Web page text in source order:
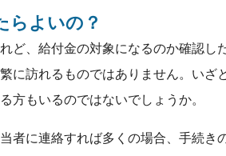
らよいの？
ど、給付金の対象になるのか確認し
に訪れるものではありません。いざ
方もいるのではないでしょうか。
者に連絡すれば多くの場合、手続き